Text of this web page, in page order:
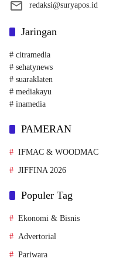
redaksi@suryapos.id
Jaringan
# citramedia
# sehatynews
# suaraklaten
# mediakayu
# inamedia
PAMERAN
IFMAC & WOODMAC
JIFFINA 2026
Populer Tag
Ekonomi & Bisnis
Advertorial
Pariwara